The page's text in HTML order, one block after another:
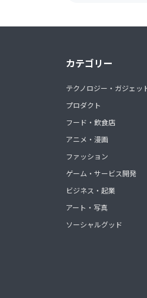
カテゴリー
テクノロジー・ガジェッ
プロダクト
フード・飲食店
アニメ・漫画
ファッション
ゲーム・サービス開発
ビジネス・起業
アート・写真
ソーシャルグッド